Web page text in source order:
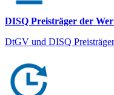
DISQ Preisträger der
DtGV und DISQ